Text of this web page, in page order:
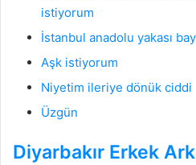
istiyorum
İstanbul anadolu yakası
Aşk istiyorum
Niyetim ileriye dönük ciddi
Üzgün
Diyarbakır Erkek